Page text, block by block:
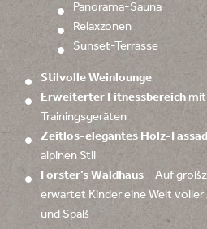
Panorama-Sauna
Relaxzonen
Sunset-Terrasse
Stilvolle Weinlounge
Erweiterter Fitnessbereich
Trainingsgeräten
Zeitlos-elegantes Holz-
alpinen Stil
Forster’s Waldhaus – Auf
erwartet Kinder eine Welt voller
und Spaß